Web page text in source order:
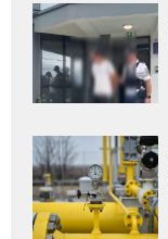
Adaugă
aici textul
pentru
subtitlu
Adaugă
aici textul
pentru
subtitlu